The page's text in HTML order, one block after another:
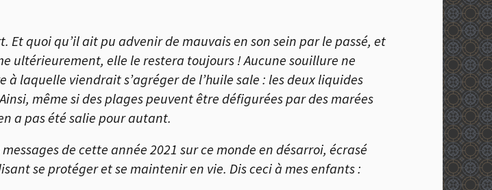
quoi qu’il ait pu advenir de mauvais en son sein par le passé, et
ultérieurement, elle le restera toujours ! Aucune souillure ne
laquelle viendrait s’agréger de l’huile sale : les deux liquides
même si des plages peuvent être défigurées par des marées
a pas été salie pour autant.
de cette année 2021 sur ce monde en désarroi, écrasé
se protéger et se maintenir en vie. Dis ceci à mes enfants :